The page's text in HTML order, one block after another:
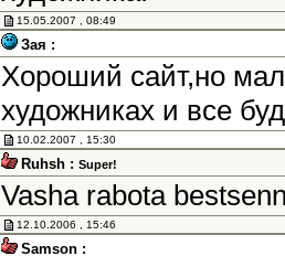
15.05.2007 , 08:49
Зая :
Хороший сайт,но
художниках и все
10.02.2007 , 15:30
Ruhsh : Super!
Vasha rabota
12.10.2006 , 15:46
Samson :